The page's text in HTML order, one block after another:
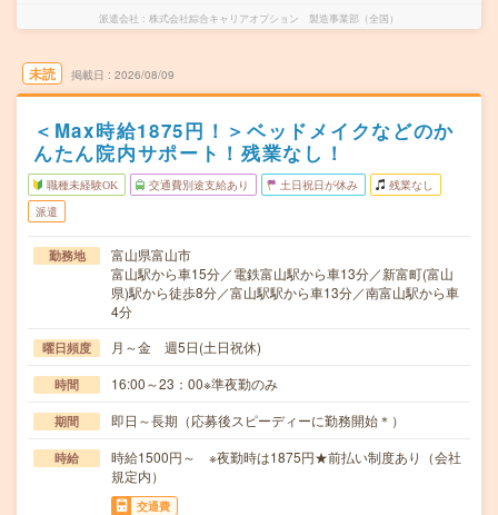
派遣会社 株式会社綜合キャリアオプション 製造事業部（全国）
未読 掲載日 2026/08/09
＜Max時給1875円！＞ベッドメイクなどのか
んたん院内サポート！残業なし！
職種未経験OK 交通費別途支給あり 土日祝日が休み 残業なし
派遣
勤務地
富山県富山市
富山駅から車15分／電鉄富山駅から車13分／新富町(富山
県)駅から徒歩8分／富山駅駅から車13分／南富山駅から車
4分
曜日頻度 月～金 週5日(土日祝休)
時間 16:00～23：00※準夜勤のみ
期間 即日～長期（応募後スピーディーに勤務開始＊）
時給
時給1500円～ ※夜勤時は1875円★前払い制度あり（会社
規定内）
交通費